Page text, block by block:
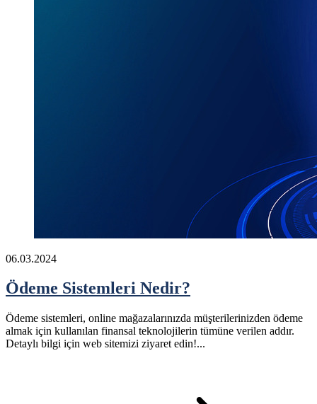
06.03.2024
Ödeme Sistemleri Nedir?
Ödeme sistemleri, online mağazalarınızda müşterilerinizden ödeme
almak için kullanılan finansal teknolojilerin tümüne verilen addır.
Detaylı bilgi için web sitemizi ziyaret edin!...